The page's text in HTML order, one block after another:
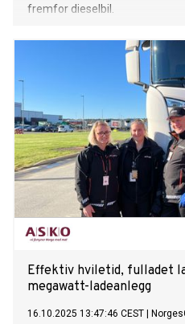
fremfor dieselbil.
Effektiv hviletid, fulladet
megawatt-ladeanlegg
16.10.2025 13:47:46 CEST